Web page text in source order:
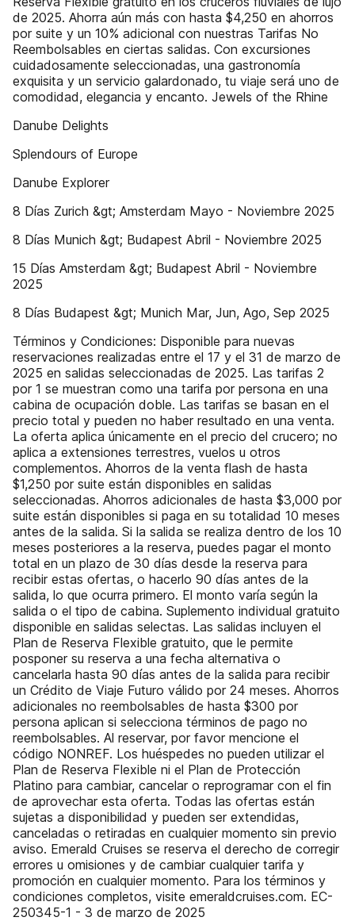
de 2025. Ahorra aún más con hasta $4,250 en ahorros
por suite y un 10% adicional con nuestras Tarifas No
Reembolsables en ciertas salidas. Con excursiones
cuidadosamente seleccionadas, una gastronomía
exquisita y un servicio galardonado, tu viaje será uno de
comodidad, elegancia y encanto. Jewels of the Rhine
Danube Delights
Splendours of Europe
Danube Explorer
8 Días Zurich &gt; Amsterdam Mayo - Noviembre 2025
8 Días Munich &gt; Budapest Abril - Noviembre 2025
15 Días Amsterdam &gt; Budapest Abril - Noviembre
2025
8 Días Budapest &gt; Munich Mar, Jun, Ago, Sep 2025
Términos y Condiciones: Disponible para nuevas
reservaciones realizadas entre el 17 y el 31 de marzo de
2025 en salidas seleccionadas de 2025. Las tarifas 2
por 1 se muestran como una tarifa por persona en una
cabina de ocupación doble. Las tarifas se basan en el
precio total y pueden no haber resultado en una venta.
La oferta aplica únicamente en el precio del crucero; no
aplica a extensiones terrestres, vuelos u otros
complementos. Ahorros de la venta flash de hasta
$1,250 por suite están disponibles en salidas
seleccionadas. Ahorros adicionales de hasta $3,000 por
suite están disponibles si paga en su totalidad 10 meses
antes de la salida. Si la salida se realiza dentro de los 10
meses posteriores a la reserva, puedes pagar el monto
total en un plazo de 30 días desde la reserva para
recibir estas ofertas, o hacerlo 90 días antes de la
salida, lo que ocurra primero. El monto varía según la
salida o el tipo de cabina. Suplemento individual gratuito
disponible en salidas selectas. Las salidas incluyen el
Plan de Reserva Flexible gratuito, que le permite
posponer su reserva a una fecha alternativa o
cancelarla hasta 90 días antes de la salida para recibir
un Crédito de Viaje Futuro válido por 24 meses. Ahorros
adicionales no reembolsables de hasta $300 por
persona aplican si selecciona términos de pago no
reembolsables. Al reservar, por favor mencione el
código NONREF. Los huéspedes no pueden utilizar el
Plan de Reserva Flexible ni el Plan de Protección
Platino para cambiar, cancelar o reprogramar con el fin
de aprovechar esta oferta. Todas las ofertas están
sujetas a disponibilidad y pueden ser extendidas,
canceladas o retiradas en cualquier momento sin previo
aviso. Emerald Cruises se reserva el derecho de corregir
errores u omisiones y de cambiar cualquier tarifa y
promoción en cualquier momento. Para los términos y
condiciones completos, visite emeraldcruises.com. EC-
250345-1 - 3 de marzo de 2025